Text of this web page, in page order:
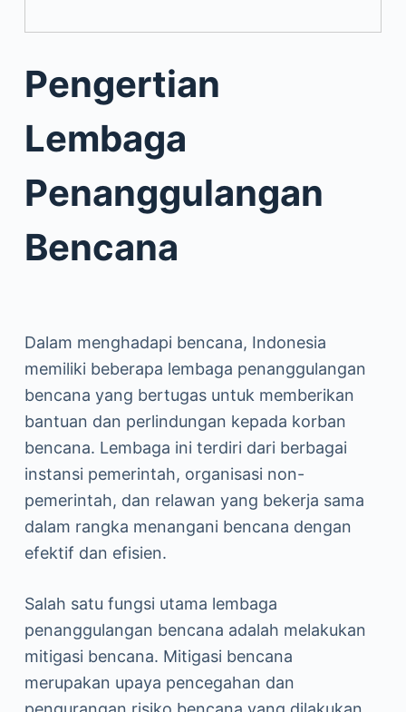
Pengertian
Lembaga
Penanggulangan
Bencana
Dalam menghadapi bencana, Indonesia
memiliki beberapa lembaga penanggulangan
bencana yang bertugas untuk memberikan
bantuan dan perlindungan kepada korban
bencana. Lembaga ini terdiri dari berbagai
instansi pemerintah, organisasi non-
pemerintah, dan relawan yang bekerja sama
dalam rangka menangani bencana dengan
efektif dan efisien.
Salah satu fungsi utama lembaga
penanggulangan bencana adalah melakukan
mitigasi bencana. Mitigasi bencana
merupakan upaya pencegahan dan